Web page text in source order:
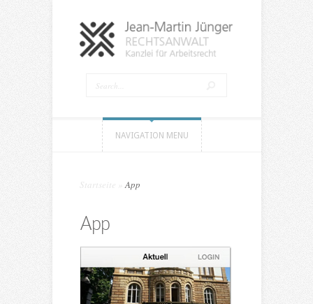
NAVIGATION MENU
Startseite App
App